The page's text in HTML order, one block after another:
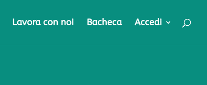
Lavora con noi Bacheca Accedi